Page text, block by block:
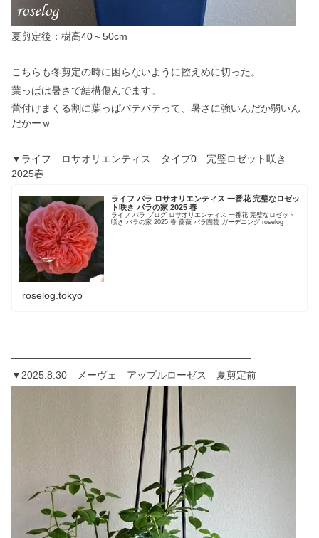
夏剪定後：樹高40～50cm
こちらも冬剪定の時に困らないように控えめに切った。
葉っぱは暑さで結構傷んでます。
蕾付けまくる割に葉っぱバテバテって、暑さに強いんだか弱いん
だかーｗ
▼ライフ ロサオリエンティス タイプ0 完璧ロゼット咲き
2025春
ライフ バラ ロサオリエンティス 一番花 完璧なロゼッ
ト咲き バラの家 2025 春
ライフ バラ ブログ ロサオリエンティス 一番花 完璧なロゼット
咲き バラの家 2025 春 薔薇 バラ園芸 ガーデニング roselog
roselog.tokyo
————————————————————————
▼2025.8.30 メーヴェ アップルローゼス 夏剪定前